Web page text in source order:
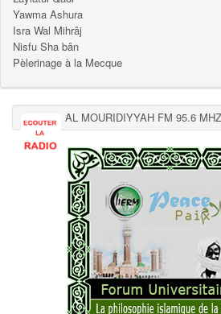
Yawma Ashura
Isra Wal Mihrâj
Nisfu Sha bân
Pèlerinage à la Mecque
AL MOURIDIYYAH FM 95.6